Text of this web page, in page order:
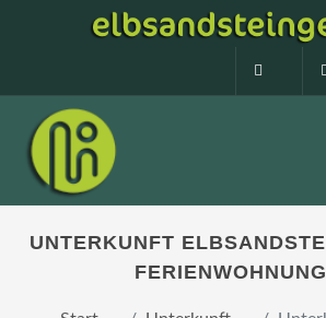
0160
UNTERKUNFT